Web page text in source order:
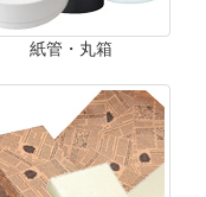
紙管・丸箱